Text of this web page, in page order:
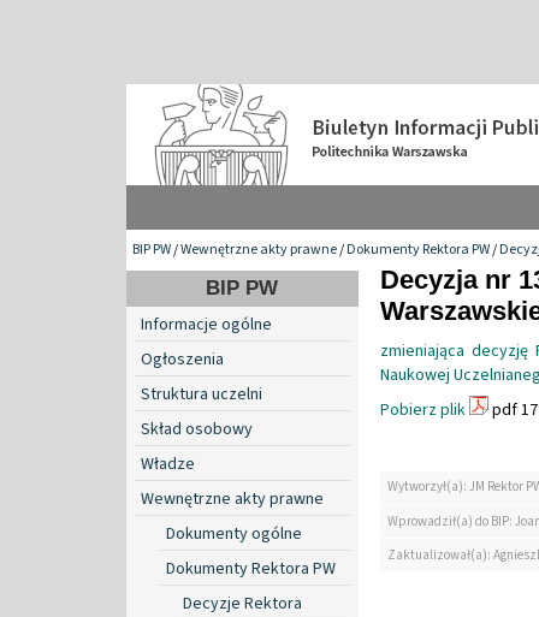
BIP PW/Wewnętrzne akty prawne/Dokumenty Rektora PW/
BIP PW
Informacje ogólne
Ogłoszenia
Struktura uczelni
Skład osobowy
Władze
Wewnętrzne akty prawne
Dokumenty ogólne
Dokumenty Rektora PW
Decyzje Rektora
Decyzja nr
zmieniająca decyzję
Naukowej
Pobierz plik
pdf
Wytworzył(a): JM Rektor
Wprowadził(a) do BIP:
Zaktualizował(a):